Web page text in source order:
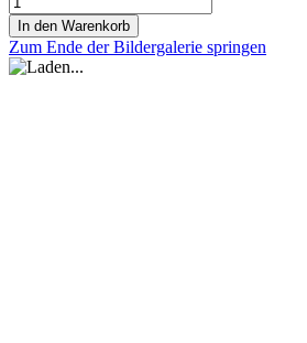
In den Warenkorb
Zum Ende der Bildergalerie springen